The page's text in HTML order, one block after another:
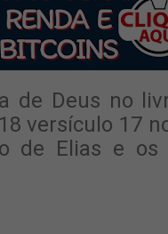
de Deus no
versículo 17
de Elias e os